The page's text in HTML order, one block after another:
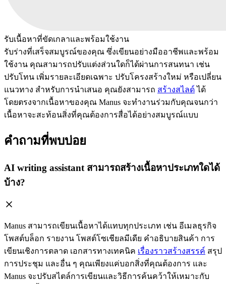
รับเนื้อหาที่ขัดเกลาและพร้อมใช้งาน
รับร่างที่เสร็จสมบูรณ์ของคุณ ซึ่งเขียนอย่างมืออาชีพและพร้อม
ใช้งาน คุณสามารถปรับแต่งส่วนใดก็ได้ผ่านการสนทนา เช่น
ปรับโทน เพิ่มรายละเอียดเฉพาะ ปรับโครงสร้างใหม่ หรือเปลี่ยน
แนวทาง สำหรับการนำเสนอ คุณยังสามารถ สร้างสไลด์ได้
โดยตรงจากเนื้อหาของคุณ Manus จะทำงานร่วมกับคุณจนกว่า
เนื้อหาจะสะท้อนสิ่งที่คุณต้องการสื่อได้อย่างสมบูรณ์แบบ
คำถามที่พบบ่อย
AI writing assistant สามารถสร้างเนื้อหาประเภทใดได้
บ้าง?
Manus สามารถเขียนเนื้อหาได้แทบทุกประเภท เช่น อีเมลธุรกิจ
โพสต์บล็อก รายงาน โพสต์โซเชียลมีเดีย คำอธิบายสินค้า การ
เขียนเชิงการตลาด เอกสารทางเทคนิค เรื่องราวสร้างสรรค์ สรุป
การประชุม และอื่น ๆ คุณเพียงแค่บอกสิ่งที่คุณต้องการ และ
Manus จะปรับสไตล์การเขียนและวิธีการค้นคว้าให้เหมาะกับ